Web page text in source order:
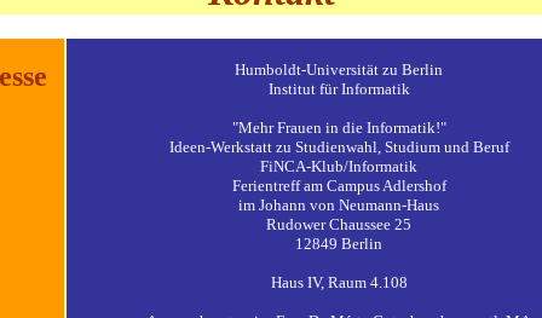
Humboldt-Universität zu Berlin
Institut für Informatik
"Mehr Frauen in die Informatik!"
Ideen-Werkstatt zu Studienwahl, Studium und Beruf
FiNCA-Klub/Informatik
Ferientreff am Campus Adlershof
im Johann von Neumann-Haus
Rudower Chaussee 25
12849 Berlin
Haus IV, Raum 4.108